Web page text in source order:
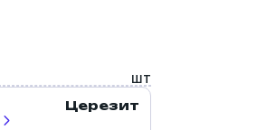
шт
Церезит